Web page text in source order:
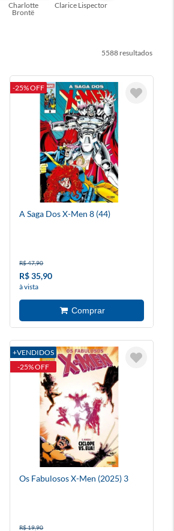
Charlotte
Brontë
Clarice Lispector
5588
-25% OFF
A Saga Dos X-Men 8 (44)
R$ 47,90
R$ 35,90
à vista
+VENDIDOS
-25% OFF
Os Fabulosos X-Men (2025) 3
R$ 19,90